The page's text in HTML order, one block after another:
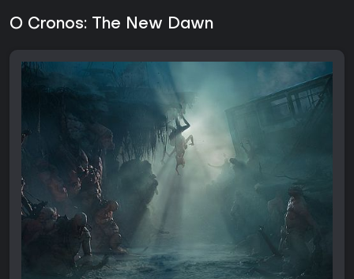
O Cronos: The New Dawn